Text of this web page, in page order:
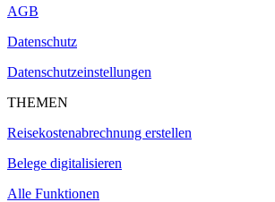
AGB
Datenschutz
Datenschutzeinstellungen
THEMEN
Reisekostenabrechnung erstellen
Belege digitalisieren
Alle Funktionen